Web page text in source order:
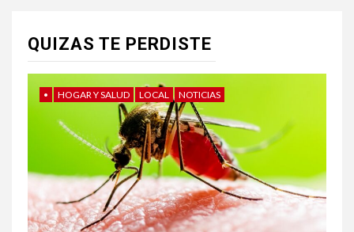
QUIZAS TE PERDISTE
• HOGAR Y SALUD LOCAL NOTICIAS